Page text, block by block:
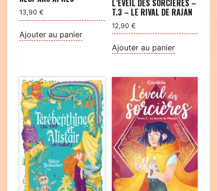
13,90 €
Ajouter au panier
L’ÉVEIL DES SORCIÈRES –
T.3 – LE RIVAL DE RAJAN
12,90€
Ajouter au panier